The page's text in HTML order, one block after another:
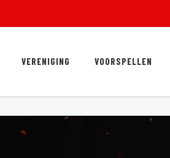
VERENIGING VOORSPELLEN